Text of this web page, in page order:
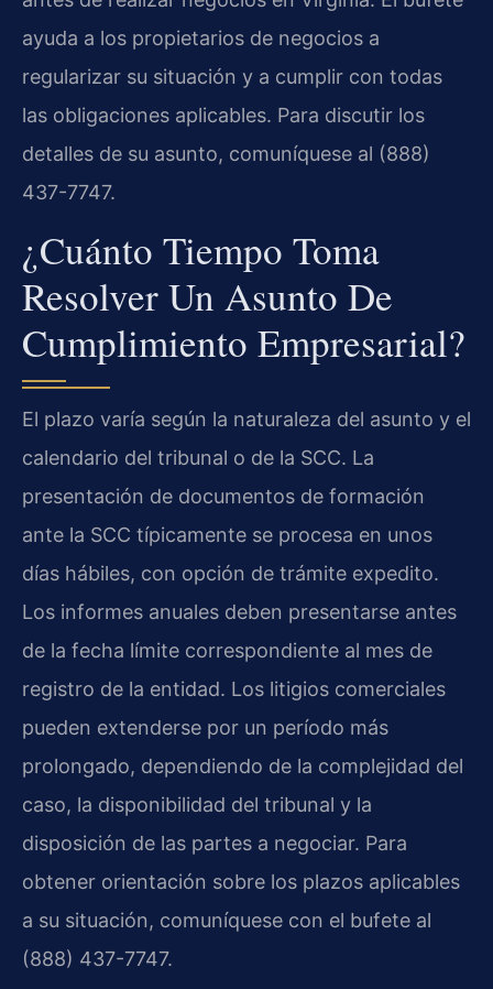
ayuda a los propietarios de negocios a
regularizar su situación y a cumplir con todas
las obligaciones aplicables. Para discutir los
detalles de su asunto, comuníquese al (888)
437-7747.
¿Cuánto Tiempo Toma
Resolver Un Asunto De
Cumplimiento Empresarial?
El plazo varía según la naturaleza del asunto y el
calendario del tribunal o de la SCC. La
presentación de documentos de formación
ante la SCC típicamente se procesa en unos
días hábiles, con opción de trámite expedito.
Los informes anuales deben presentarse antes
de la fecha límite correspondiente al mes de
registro de la entidad. Los litigios comerciales
pueden extenderse por un período más
prolongado, dependiendo de la complejidad del
caso, la disponibilidad del tribunal y la
disposición de las partes a negociar. Para
obtener orientación sobre los plazos aplicables
a su situación, comuníquese con el bufete al
(888) 437-7747.